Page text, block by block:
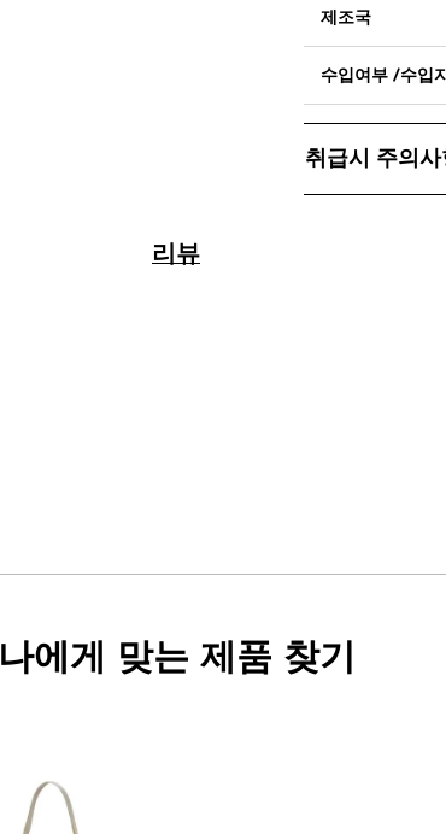
제조국
수입여부 /수입
취급시 주의
리뷰
나에게 맞는 제품 찾기